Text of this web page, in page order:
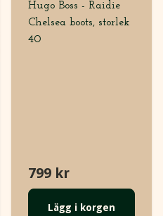
Hugo Boss - Raidie
Chelsea boots, storlek
40
799 kr
Lägg i korgen